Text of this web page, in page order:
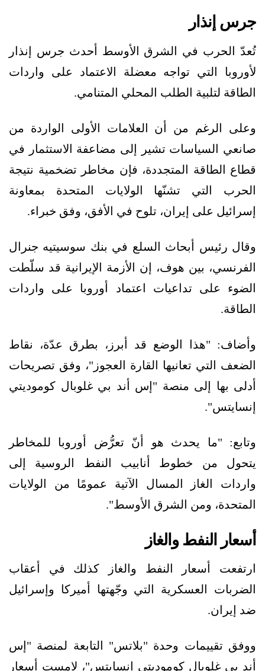
جرس إنذار
تُعدّ الحرب في الشرق الأوسط أحدث جرس إنذار
لأوروبا التي تواجه معضلة الاعتماد على واردات
الطاقة لتلبية الطلب المحلي المتنامي.
وعلى الرغم من أن العلامات الأولى الواردة من
صانعي السياسات تشير إلى مضاعفة الاستثمار في
قطاع الطاقة المتجددة، فإن مخاطر تضخمية نتيجة
الحرب التي تشنّها الولايات المتحدة بمعاونة
إسرائيل على إيران، تلوح في الأفق، وفق خبراء.
وقال رئيس أبحاث السلع في بنك سوسيتيه جنرال
الفرنسي، بين هوف، إن الأزمة الإيرانية قد سلّطت
الضوء على تداعيات اعتماد أوروبا على واردات
الطاقة.
وأضاف: "هذا الوضع قد أبرز، بطرق عدّة، نقاط
الضعف التي تعانيها القارة العجوز"، وفق تصريحات
أدلى بها إلى منصة "إس أند بي غلوبال كوموديتي
إنسايتس".
وتابع: "ما يحدث هو أنّ تعرُّض أوروبا للمخاطر
يتحول من خطوط أنابيب النفط الروسية إلى
واردات الغاز المسال الآتية عمومًا من الولايات
المتحدة، ومن الشرق الأوسط".
أسعار النفط والغاز
ارتفعت أسعار النفط والغاز كذلك في أعقاب
الضربات العسكرية التي وجّهتها أميركا وإسرائيل
ضد إيران.
ووفق تقييمات وحدة "بلاتس" التابعة لمنصة "إس
أند بي غلوبال كوموديتي إنسايتس"، لامست أسعار